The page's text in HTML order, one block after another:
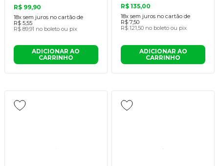
R$ 99,90
18x sem juros no cartão de
R$ 5,55
R$ 89,91 no boleto ou pix
ADICIONAR AO
CARRINHO
R$ 135,00
18x sem juros no cartão de
R$ 7,50
R$ 121,50 no boleto ou pix
ADICIONAR AO
CARRINHO